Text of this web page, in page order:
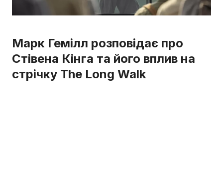
Марк Гемілл розповідає про
Стівена Кінга та його вплив на
стрічку The Long Walk